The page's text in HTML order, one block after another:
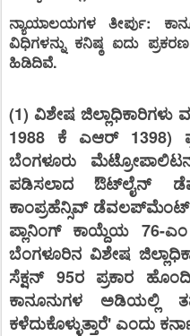
ನ್ಯಾಯಾಲಯಗಳ ತೀರ್ಪು:
ವಿಧಿಗಳನ್ನು ಕನಿಷ್ಠ ಐದು
ಹಿಡಿದಿವೆ.
(1) ವಿಶೇಷ
1988 ಕೆ ಎಆರ್ 1398)
ಬೆಂಗಳೂರು
ಪಡಿಸಲಾದ ಔಟ್‌ಲೈನ್
ಕಾಂಪ್ರಹೆನ್ಸಿವ್ ಡೆವಲಪ್‌ಮೆಂಟ್
ಪ್ಲಾನಿಂಗ್ ಕಾಯ್ದೆಯ 76-
ಬೆಂಗಳೂರಿನ ವಿಶೇಷ
ಸೆಕ್ಷನ್ 95ರ ಪ್ರಕಾರ
ಕಾನೂನುಗಳ ಅಡಿಯಲ್ಲಿ
ಕಳೆದುಕೊಳ್ಳುತ್ತಾರೆ' ಎಂದು